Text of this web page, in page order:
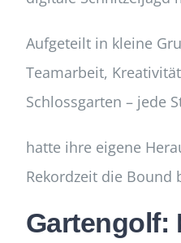
Aufgeteilt in kleine
Teamarbeit,
Schlossgarten – jede
hatte ihre eigene
Rekordzeit die Bound
Gartengolf: